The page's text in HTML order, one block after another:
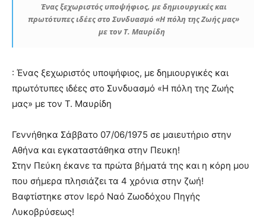
Ένας ξεχωριστός υποψήφιος, με δημιουργικές και
πρωτότυπες ιδέες στο Συνδυασμό «Η πόλη της Ζωής μας»
με τον Τ. Μαυρίδη
: Ένας ξεχωριστός υποψήφιος, με δημιουργικές και
πρωτότυπες ιδέες στο Συνδυασμό «Η πόλη της Ζωής
μας» με τον Τ. Μαυρίδη
Γεννήθηκα Σάββατο 07/06/1975 σε μαιευτήριο στην
Αθήνα και εγκαταστάθηκα στην Πευκη!
Στην Πεύκη έκανε τα πρώτα βήματά της και η κόρη μου
που σήμερα πλησιάζει τα 4 χρόνια στην ζωή!
Βαφτίστηκε στον Ιερό Ναό Ζωοδόχου Πηγής
Λυκοβρύσεως!